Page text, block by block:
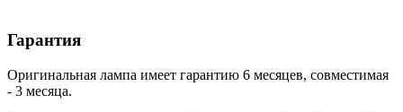
Гарантия
Оригинальная лампа имеет гарантию 6 месяцев, совместимая
- 3 месяца.